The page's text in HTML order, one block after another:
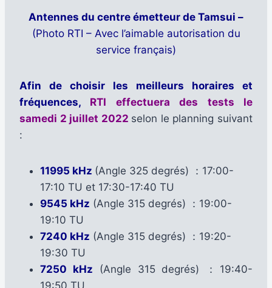
Antennes du centre émetteur de Tamsui –
(Photo RTI – Avec l’aimable autorisation du
service français)
Afin de choisir les meilleurs horaires et
fréquences, RTI effectuera des tests le
samedi 2 juillet 2022 selon le planning suivant
:
11995 kHz (Angle 325 degrés) ：17:00-
17:10 TU et 17:30-17:40 TU
9545 kHz (Angle 315 degrés) ：19:00-
19:10 TU
7240 kHz (Angle 315 degrés) ：19:20-
19:30 TU
7250 kHz (Angle 315 degrés) ：19:40-
19:50 TU